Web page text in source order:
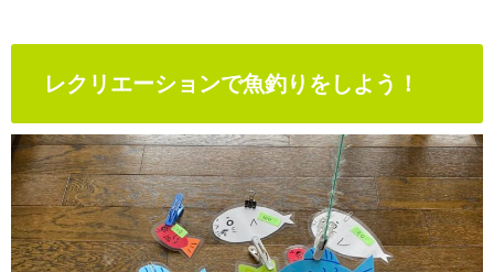
レクリエーションで魚釣りをしよう！